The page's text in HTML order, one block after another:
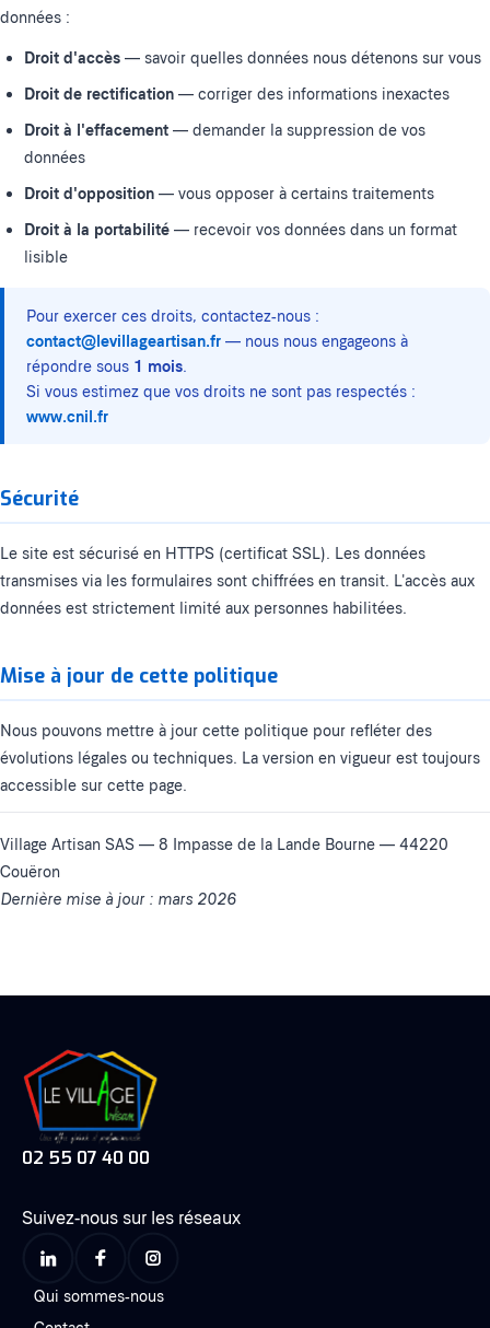
données :
Droit d'accès — savoir quelles données nous détenons sur vous
Droit de rectification — corriger des informations inexactes
Droit à l'effacement — demander la suppression de vos
données
Droit d'opposition — vous opposer à certains traitements
Droit à la portabilité — recevoir vos données dans un format
lisible
Pour exercer ces droits, contactez-nous :
contact@levillageartisan.fr — nous nous engageons à
répondre sous 1 mois.
Si vous estimez que vos droits ne sont pas respectés :
www.cnil.fr
Sécurité
Le site est sécurisé en HTTPS (certificat SSL). Les données
transmises via les formulaires sont chiffrées en transit. L'accès aux
données est strictement limité aux personnes habilitées.
Mise à jour de cette politique
Nous pouvons mettre à jour cette politique pour refléter des
évolutions légales ou techniques. La version en vigueur est toujours
accessible sur cette page.
Village Artisan SAS — 8 Impasse de la Lande Bourne — 44220
Couëron
Dernière mise à jour : mars 2026
02 55 07 40 00
Suivez-nous sur les réseaux
Qui sommes-nous